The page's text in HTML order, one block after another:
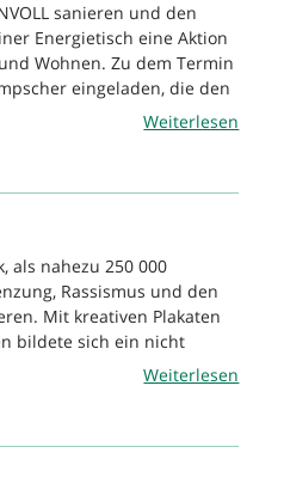
sanieren und den
Energietisch eine Aktion
Wohnen. Zu dem Termin
eingeladen, die den
Weiterlesen
als nahezu 250 000
Rassismus und den
Mit kreativen Plakaten
bildete sich ein nicht
Weiterlesen